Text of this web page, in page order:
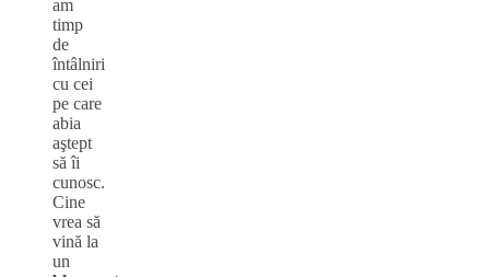
am
timp
de
întâlniri
cu cei
pe care
abia
aştept
să îi
cunosc.
Cine
vrea să
vină la
un